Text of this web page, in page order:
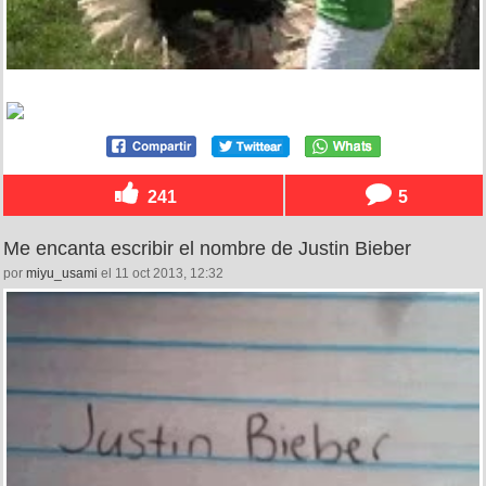
241 5
Me encanta escribir el nombre de Justin Bieber
por miyu_usami el 11 oct 2013, 12:32